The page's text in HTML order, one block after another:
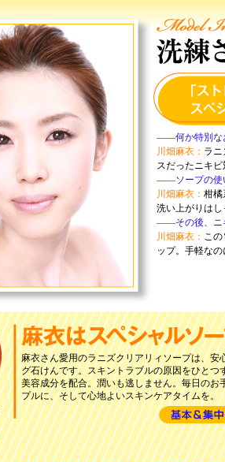
——何か特別な
川畑麻衣： ラ
スだったニキビ
——ソープの使
川畑麻衣： 柑橘
洗い上がりはし
——その後、ニ
川畑麻衣： こ
ップ。手軽な
麻衣さん愛用のラニズクリアリィソープは、安
グ石けんです。スキントラブルの原因をひとつ
美容成分を配合。潤いも逃しません。毎日のお
プルに、そして心地よいスキンケアタイムを。